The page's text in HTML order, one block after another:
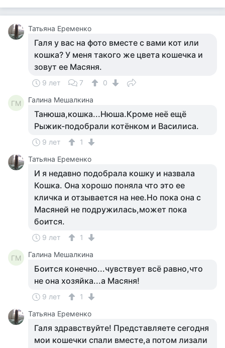
Татьяна Еременко
Галя у вас на фото вместе с вами кот или
кошка? У меня такого же цвета кошечка и
зовут ее Масяня.
9 лет 7 0
ГМ Галина Мешалкина
Танюша,кошка...Нюша.Кроме неё ещё
Рыжик-подобрали котёнком и Василиса.
9 лет
1
Татьяна Еременко
И я недавно подобрала кошку и назвала
Кошка. Она хорошо поняла что это ее
кличка и отзывается на нее.Но пока она с
Масяней не подружилась,может пока
боится.
9 лет 1
ГМ Галина Мешалкина
Боится конечно...чувствует всё равно,что
не она хозяйка...а Масяня!
9 лет
1
Татьяна Еременко
Галя здравствуйте! Представляете сегодня
мои кошечки спали вместе,а потом лизали